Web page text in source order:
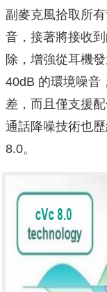
副麥克風拾取所
音，接著將接收
除，增強從耳機
40dB 的環境噪音
差，而且僅支援
通話降噪技術也
8.0。